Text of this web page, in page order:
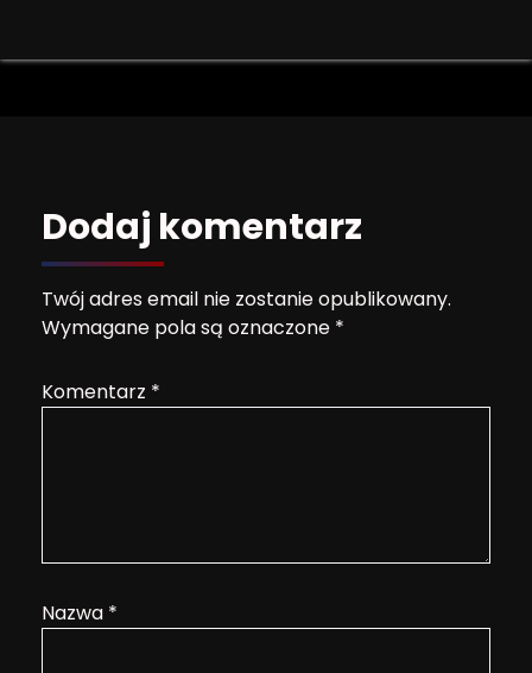
Dodaj komentarz
Twój adres email nie zostanie opublikowany.
Wymagane pola są oznaczone *
Komentarz *
Nazwa *